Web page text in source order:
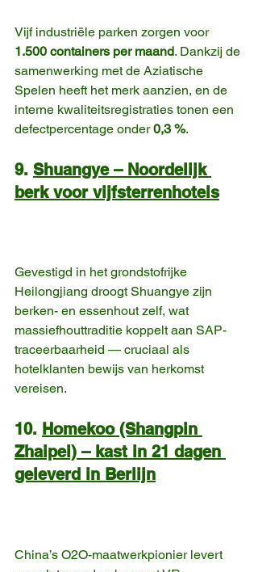
Vijf industriële parken zorgen voor
1.500 containers per maand. Dankzij de
samenwerking met de Aziatische
Spelen heeft het merk aanzien, en de
interne kwaliteitsregistraties tonen een
defectpercentage onder 0,3 %.
9. Shuangye – Noordelijk
berk voor vijfsterrenhotels
Gevestigd in het grondstofrijke
Heilongjiang droogt Shuangye zijn
berken- en essenhout zelf, wat
massiefhouttraditie koppelt aan SAP-
traceerbaarheid — cruciaal als
hotelklanten bewijs van herkomst
vereisen.
10. Homekoo (Shangpin
Zhaipei) – kast in 21 dagen
geleverd in Berlijn
China’s O2O-maatwerkpionier levert